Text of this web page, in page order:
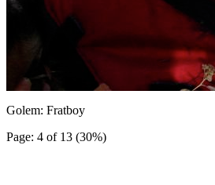
Golem: Fratboy
Page: 4 of 13 (30%)